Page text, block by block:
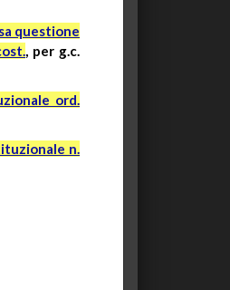
questione
, per g.c.
ord.
n.